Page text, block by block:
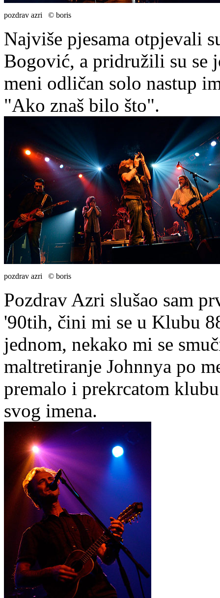
pozdrav azri © boris
Najviše pjesama otpjevali
Bogović, a pridružili su se
meni odličan solo nastup
"Ako znaš bilo što".
pozdrav azri © boris
Pozdrav Azri slušao sam
'90tih, čini mi se u Klubu
jednom, nekako mi se
maltretiranje Johnnya po
premalo i prekrcatom
svog imena.